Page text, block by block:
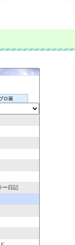
ロ画
ー日記